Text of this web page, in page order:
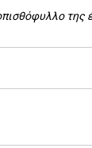
της